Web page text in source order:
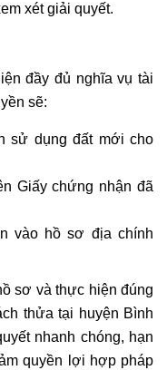
xét giải quyết.
đầy đủ nghĩa vụ tài
sẽ:
sử dụng đất mới cho
Giấy chứng nhận đã
vào hồ sơ địa chính
sơ và thực hiện đúng
thửa tại huyện Bình
nhanh chóng, hạn
quyền lợi hợp pháp